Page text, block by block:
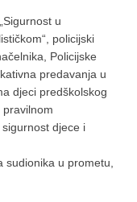
u
policijski
Policijske
predavanja u
djeci predškolskog
djece i
sudionika u prometu,